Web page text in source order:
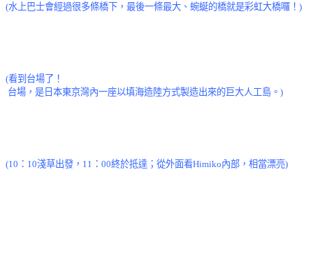
(水上巴士會經過很多條橋下，最後一條最大、蜿蜒的橋就是彩虹大橋囉！)
(看到台場了！
台場，是日本東京灣內一座以填海造陸方式製造出來的巨大人工島。 )
(10：10淺草出發，11：00終於抵達； 從外面看Himiko內部，相當漂亮)